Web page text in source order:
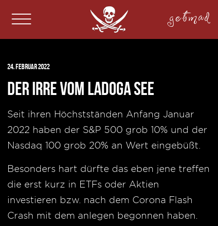
getmad
24. Februar 2022
Der Irre vom Ladoga See
Seit ihren Höchstständen Anfang Januar
2022 haben der S&P 500 grob 10% und der
Nasdaq 100 grob 20% an Wert eingebüßt.
Besonders hart dürfte das eben jene treffen
die erst kurz in ETFs oder Aktien
investieren bzw. nach dem Corona Flash
Crash mit dem anlegen begonnen haben.